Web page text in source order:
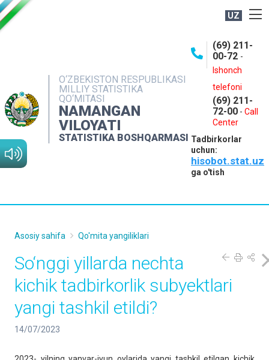
UZ
O‘ZBEKISTON RESPUBLIKASI
MILLIY STATISTIKA
QO‘MITASI
NAMANGAN
VILOYATI
STATISTIKA BOSHQARMASI
(69) 211-
00-72 -
Ishonch
telefoni
(69) 211-
72-00 - Call
Center
Tadbirkorlar
uchun:
hisobot.stat.uz
ga o'tish
NASHRLAR
INTERAKTIV XIZMATLAR
MATBUOT XIZMATI
MUROJAATLAR
Asosiy sahifa Qo'mita yangiliklari
So‘nggi yillarda nechta
kichik tadbirkorlik subyektlari
yangi tashkil etildi?
14/07/2023